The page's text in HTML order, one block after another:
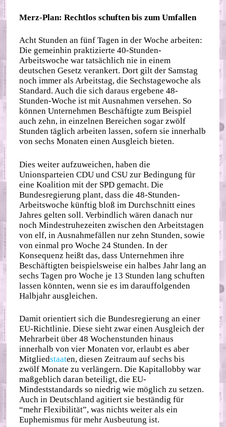
Merz-Plan: Rechtlos schuften bis zum Umfallen
Acht Stunden an fünf Tagen in der Woche arbeiten:
Die gemeinhin praktizierte 40-Stunden-
Arbeitswoche war tatsächlich nie in einem
deutschen Gesetz verankert. Dort gilt der Samstag
noch immer als Arbeitstag, die Sechstagewoche als
Standard. Auch die sich daraus ergebene 48-
Stunden-Woche ist mit Ausnahmen versehen. So
können Unternehmen Beschäftigte zum Beispiel
auch zehn, in einzelnen Bereichen sogar zwölf
Stunden täglich arbeiten lassen, sofern sie innerhalb
von sechs Monaten einen Ausgleich bieten.
Dies weiter aufzuweichen, haben die
Unionsparteien CDU und CSU zur Bedingung für
eine Koalition mit der SPD gemacht. Die
Bundesregierung plant, dass die 48-Stunden-
Arbeitswoche künftig bloß im Durchschnitt eines
Jahres gelten soll. Verbindlich wären danach nur
noch Mindestruhezeiten zwischen den Arbeitstagen
von elf, in Ausnahmefällen nur zehn Stunden, sowie
von einmal pro Woche 24 Stunden. In der
Konsequenz heißt das, dass Unternehmen ihre
Beschäftigten beispielsweise ein halbes Jahr lang an
sechs Tagen pro Woche je 13 Stunden lang schuften
lassen könnten, wenn sie es im darauffolgenden
Halbjahr ausgleichen.
Damit orientiert sich die Bundesregierung an einer
EU-Richtlinie. Diese sieht zwar einen Ausgleich der
Mehrarbeit über 48 Wochenstunden hinaus
innerhalb von vier Monaten vor, erlaubt es aber
Mitgliedstaaten, diesen Zeitraum auf sechs bis
zwölf Monate zu verlängern. Die Kapitallobby war
maßgeblich daran beteiligt, die EU-
Mindeststandards so niedrig wie möglich zu setzen.
Auch in Deutschland agitiert sie beständig für
“mehr Flexibilität”, was nichts weiter als ein
Euphemismus für mehr Ausbeutung ist.